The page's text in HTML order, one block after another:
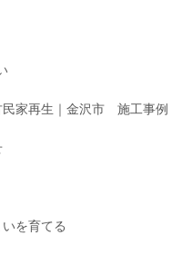
民家再生｜金沢市 施工事例
を育てる